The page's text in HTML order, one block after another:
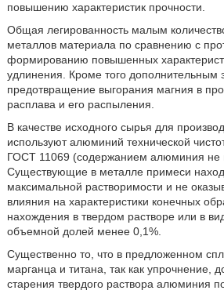
повышению характеристик прочности.
Общая легированность малым
металлов материала по сравнению с
формированию повышенных
удлинения. Кроме того дополнительным
предотвращение выгорания магния в
расплава и его распыления.
В качестве исходного сырья для
используют алюминий технической
ГОСТ 11069 (содержанием алюминия не
Существующие в металле примеси
максимальной растворимости и не
влияния на характеристики конечных
нахождения в твердом растворе или в
объемной долей менее 0,1%.
Существенно то, что в предложенном
марганца и титана, так как упрочнение,
старения твердого раствора алюминия